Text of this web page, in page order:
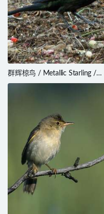
群辉椋鸟 / Metallic Starling /
Aplonis metallica